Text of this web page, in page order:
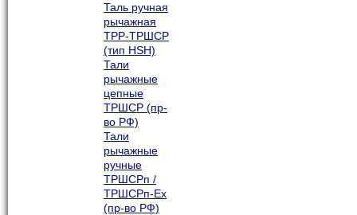
Таль ручная
рычажная
ТРР-ТРШСР
(тип HSH)
Тали
рычажные
цепные
ТРШСР (пр-
во РФ)
Тали
рычажные
ручные
ТРШСРп /
ТРШСРп-Ех
(пр-во РФ)